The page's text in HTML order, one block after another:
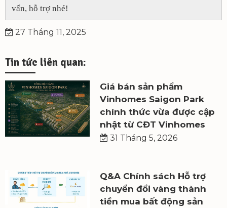
vấn, hỗ trợ nhé!
27 Tháng 11, 2025
Tin tức liên quan:
Giá bán sản phẩm
Vinhomes Saigon Park
chính thức vừa được cập
nhật từ CĐT Vinhomes
31 Tháng 5, 2026
Q&A Chính sách Hỗ trợ
chuyển đổi vàng thành
tiền mua bất động sản